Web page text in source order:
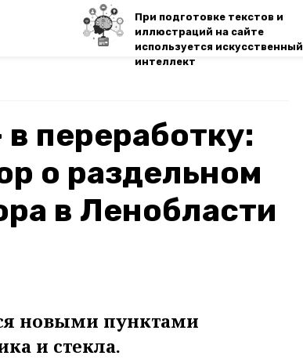
При подготовке текстов и
иллюстраций на сайте
используется искусственный
интеллект
переработку:
о раздельном
в Ленобласти
новыми пунктами
и стекла.